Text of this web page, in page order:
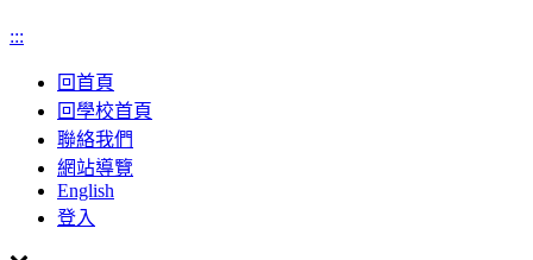
:::
回首頁
回學校首頁
聯絡我們
網站導覽
English
登入